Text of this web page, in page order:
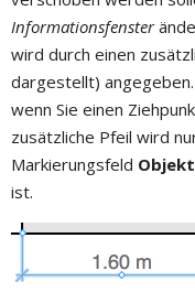
Informationsfenster
wird durch einen
dargestellt)
wenn Sie einen
zusätzliche Pfeil wird
Markierungsfeld
ist.